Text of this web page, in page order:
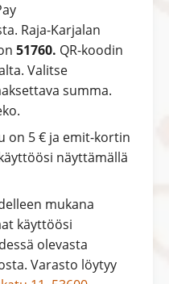
Raja-Karjalan
51760. QR-koodin
Valitse
summa.
on 5 € ja emit-kortin
näyttämällä
mukana
käyttöösi
olevasta
Varasto löytyy